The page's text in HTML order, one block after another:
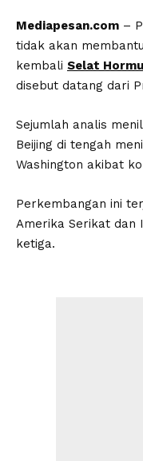
Mediapesan.com –
tidak akan
kembali Selat
disebut datang dari
Sejumlah analis
Beijing di tengah
Washington akibat
Perkembangan ini
Amerika Serikat dan
ketiga.